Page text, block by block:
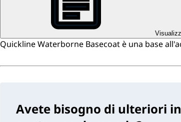
Quickline Waterborne Basecoat è una base
Avete bisogno di ulteriori